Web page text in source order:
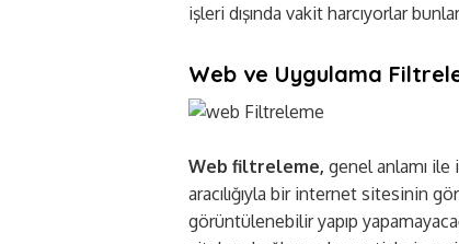
işleri dışında vakit harcıyorlar
Web ve Uygulama
Web filtreleme, genel anlamı ile
aracılığıyla bir internet sitesinin
görüntülenebilir yapıp